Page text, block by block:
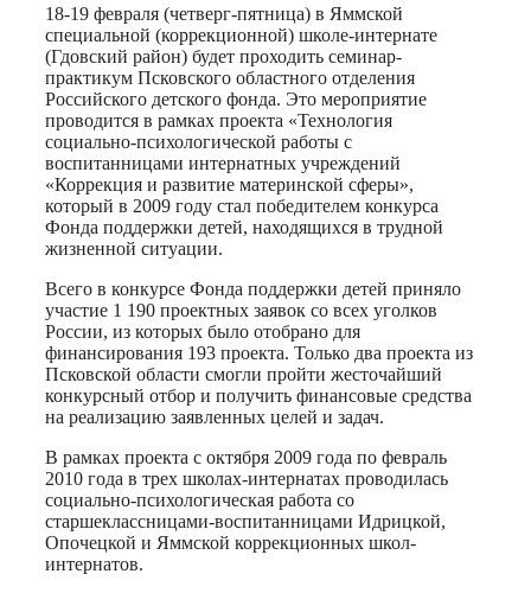
18-19 февраля (четверг-пятница) в Яммской
специальной (коррекционной) школе-интернате
(Гдовский район) будет проходить семинар-
практикум Псковского областного отделения
Российского детского фонда. Это мероприятие
проводится в рамках проекта «Технология
социально-психологической работы с
воспитанницами интернатных учреждений
«Коррекция и развитие материнской сферы»,
который в 2009 году стал победителем конкурса
Фонда поддержки детей, находящихся в трудной
жизненной ситуации.
Всего в конкурсе Фонда поддержки детей приняло
участие 1 190 проектных заявок со всех уголков
России, из которых было отобрано для
финансирования 193 проекта. Только два проекта из
Псковской области смогли пройти жесточайший
конкурсный отбор и получить финансовые средства
на реализацию заявленных целей и задач.
В рамках проекта с октября 2009 года по февраль
2010 года в трех школах-интернатах проводилась
социально-психологическая работа со
старшеклассницами-воспитанницами Идрицкой,
Опочецкой и Яммской коррекционных школ-
интернатов.